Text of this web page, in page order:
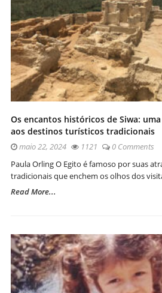
Os encantos históricos de Siwa:
aos destinos turísticos tradicionais
maio 22, 2024 1121
0 Comments
Paula Orling O Egito é famoso por suas
tradicionais que enchem os olhos dos
Read More...